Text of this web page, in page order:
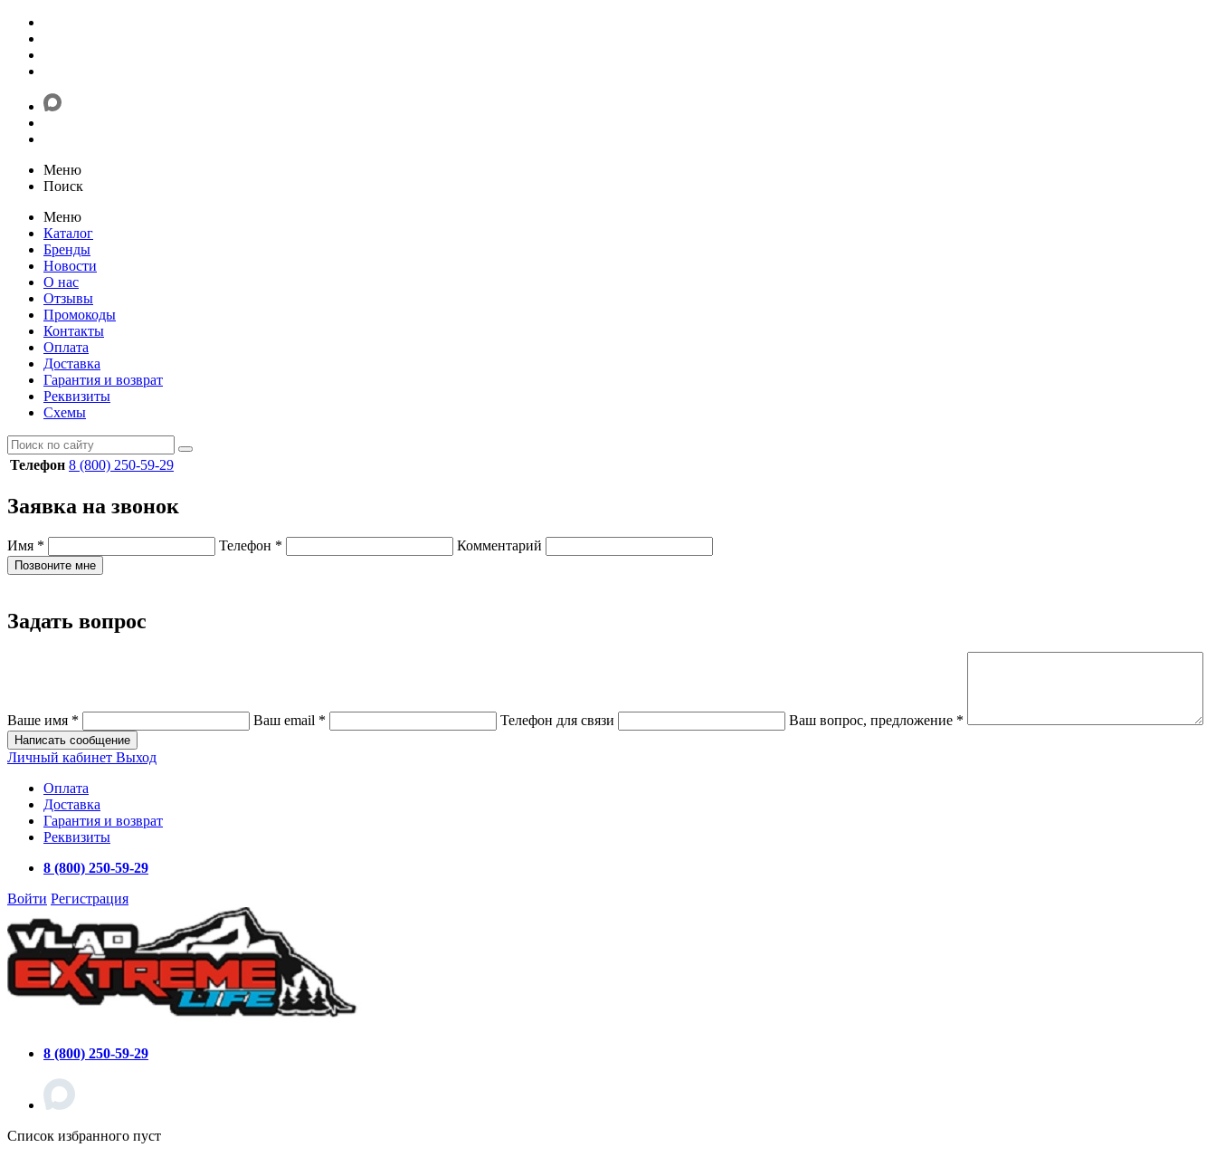
Меню
Поиск
Меню
Каталог
Бренды
Новости
О нас
Отзывы
Промокоды
Контакты
Оплата
Доставка
Гарантия и возврат
Реквизиты
Схемы
Телефон 8 (800) 250-59-29
Заявка на звонок
Имя * Телефон * Комментарий
Позвоните мне
Задать вопрос
Ваше имя * Ваш email * Телефон для связи Ваш вопрос, предложение *
Написать сообщение
Личный кабинет Выход
Оплата
Доставка
Гарантия и возврат
Реквизиты
8 (800) 250-59-29
Войти Регистрация
8 (800) 250-59-29
Список избранного пуст